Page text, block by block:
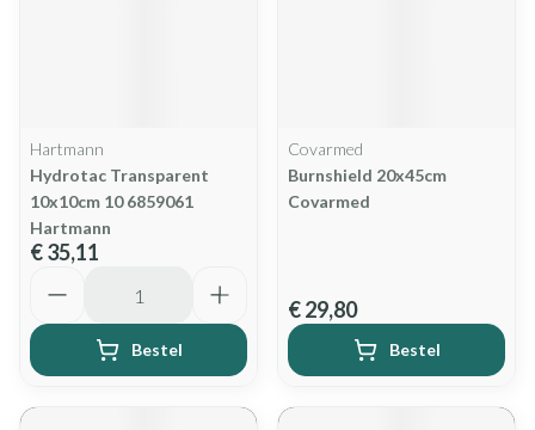
Hartmann
Hydrotac Transparent
10x10cm 10 6859061
Hartmann
€ 35,11
Bestel
Covarmed
Burnshield 20x45cm
Covarmed
€ 29,80
Bestel